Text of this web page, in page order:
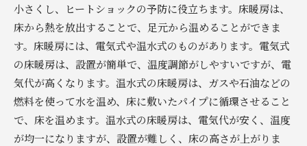
小さくし、ヒートショックの予防に役立ちます。床暖房は、
床から熱を放出することで、足元から温めることができま
す。床暖房には、電気式や温水式のものがあります。電気式
の床暖房は、設置が簡単で、温度調節がしやすいですが、電
気代が高くなります。温水式の床暖房は、ガスや石油などの
燃料を使って水を温め、床に敷いたパイプに循環させること
で、床を温めます。温水式の床暖房は、電気代が安く、温度
が均一になりますが、設置が難しく、床の高さが上がりま